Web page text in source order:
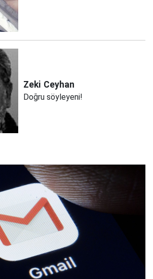
Zeki Ceyhan
Doğru söyleyeni!